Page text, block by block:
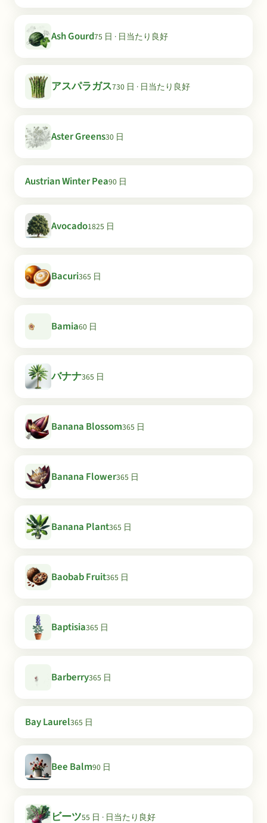
Ash Gourd75 日 · 日当たり良好
アスパラガス730 日 · 日当たり良好
Aster Greens30 日
Austrian Winter Pea90 日
Avocado1825 日
Bacuri365 日
Bamia60 日
バナナ365 日
Banana Blossom365 日
Banana Flower365 日
Banana Plant365 日
Baobab Fruit365 日
Baptisia365 日
Barberry365 日
Bay Laurel365 日
Bee Balm90 日
ビーツ55 日 · 日当たり良好